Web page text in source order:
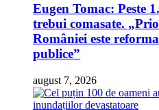
Eugen Tomac: Peste
trebui comasate.
României este
publice”
august 7, 2026